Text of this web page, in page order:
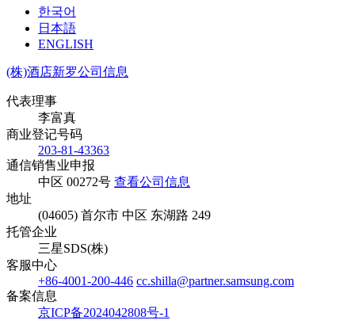
한국어
日本語
ENGLISH
(株)酒店新罗公司信息
代表理事
李富真
商业登记号码
203-81-43363
通信销售业申报
中区 00272号 查看公司信息
地址
(04605) 首尔市 中区 东湖路 249
托管企业
三星SDS(株)
客服中心
+86-4001-200-446 cc.shilla@partner.samsung.com
备案信息
京ICP备2024042808号-1